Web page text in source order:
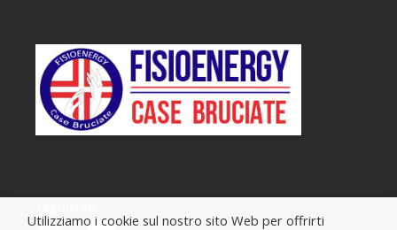
Utilizziamo i cookie sul nostro sito Web per offrirti